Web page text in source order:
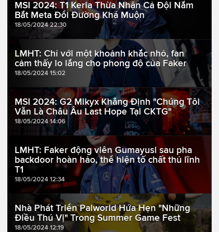
MSI 2024: T1 Keria Thừa Nhận Cả Đội Nắm
Bắt Meta Đổi Đường Khá Muộn
18/05/2024 22:30
LMHT: Chỉ với một khoảnh khắc nhỏ, fan
cảm thấy lo lắng cho phong độ của Faker
18/05/2024 15:02
MSI 2024: G2 Mikyx Khẳng Định "Chúng Tôi
Vẫn Là Châu Âu Last Hope Tại CKTG"
18/05/2024 14:06
LMHT: Faker động viên Gumayusi sau pha
backdoor hoàn hảo, thể hiện tố chất thủ lĩnh
T1
18/05/2024 12:34
Nhà Phát Triển Palworld Hứa Hẹn "Những
Điều Thú Vị" Trong Summer Game Fest
18/05/2024 12:19